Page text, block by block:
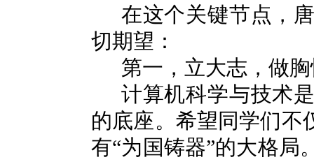
在这个关键节点，
切期望：
第一，立大志，做
计算机科学与技术
的底座。希望同学们不
有“为国铸器”的大格局